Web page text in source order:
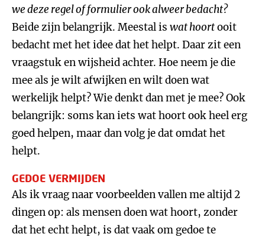
we deze regel of formulier ook alweer bedacht?
Beide zijn belangrijk. Meestal is wat hoortooit
bedacht met het idee dat het helpt. Daar zit een
vraagstuk en wijsheid achter. Hoe neem je die
mee als je wilt afwijken en wilt doen wat
werkelijk helpt? Wie denkt dan met je mee? Ook
belangrijk: soms kan iets wat hoort ook heel erg
goed helpen, maar dan volg je dat omdat het
helpt.
GEDOE VERMIJDEN
Als ik vraag naar voorbeelden vallen me altijd 2
dingen op: als mensen doen wat hoort, zonder
dat het echt helpt, is dat vaak om gedoe te